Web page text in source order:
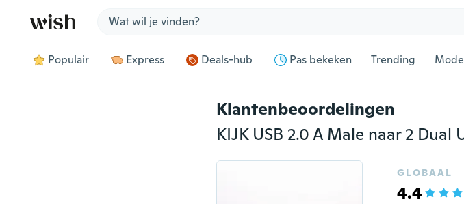
Populair Express Deals-hub Pas bekeken Trending Mode
Klantenbeoordelingen
GLOBAAL
4.4